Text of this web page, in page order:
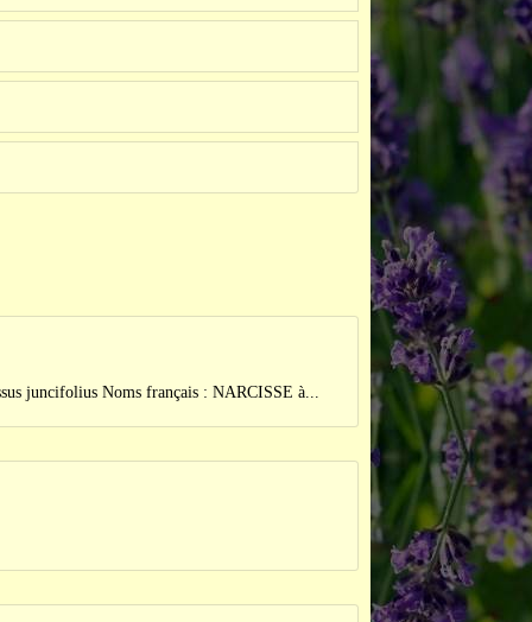
Noms français : NARCISSE à...